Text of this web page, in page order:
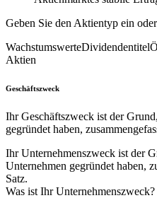
Geben Sie den Aktientyp ein
WachstumswerteDividendentitel
Aktien
Geschäftszweck
Ihr Geschäftszweck ist der
gegründet haben,
Ihr Unternehmenszweck ist der
Unternehmen gegründet haben,
Satz.
Was ist Ihr Unternehmenszweck?